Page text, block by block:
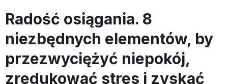
Radość osiągania. 8
niezbędnych elementów, by
przezwyciężyć niepokój,
zredukować stres i zyskać